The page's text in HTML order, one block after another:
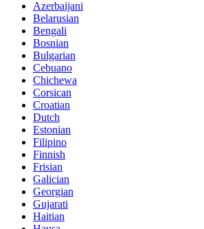
Azerbaijani
Belarusian
Bengali
Bosnian
Bulgarian
Cebuano
Chichewa
Corsican
Croatian
Dutch
Estonian
Filipino
Finnish
Frisian
Galician
Georgian
Gujarati
Haitian